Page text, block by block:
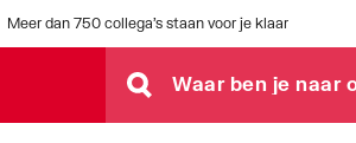
Meer dan 750 collega's staan voor je klaar